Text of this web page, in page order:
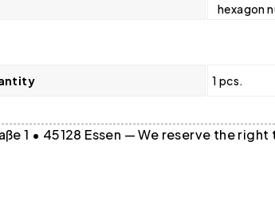
hexagon
1 pcs.
1 • 45128 Essen — We reserve the